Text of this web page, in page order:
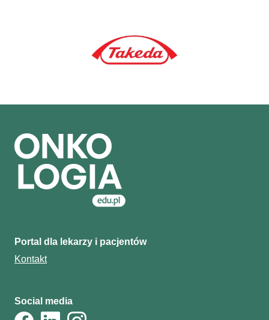
Portal dla lekarzy i pacjentów
Kontakt
Social media